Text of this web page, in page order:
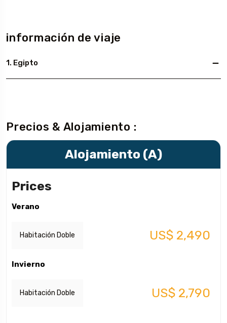
información de viaje
1. Egipto
Precios & Alojamiento :
Alojamiento (A)
Prices
Verano
Habitación Doble US$ 2,490
Invierno
Habitación Doble US$ 2,790